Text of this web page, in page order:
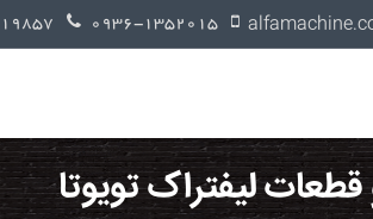
لیفتراک تویوتا